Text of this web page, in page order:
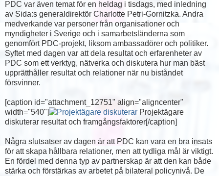
PDC var även temat för en heldag i tisdags, med inledning
av Sida:s generaldirektör Charlotte Petri-Gornitzka. Andra
medverkande var personer från organisationer och
myndigheter i Sverige och i samarbetsländerna som
genomfört PDC-projekt, liksom ambassadörer och politiker.
Syftet med dagen var att dela resultat och erfarenheter av
PDC som ett verktyg, nätverka och diskutera hur man bäst
upprätthåller resultat och relationer när nu biståndet
försvinner.
[caption id="attachment_12751" align="aligncenter"
width="540"]
Projektägare
diskuterar resultat och framgångsfaktorer[/caption]
Några slutsatser av dagen är att PDC kan vara en bra insats
för att skapa hållbara relationer, men att tydliga mål är viktigt.
En fördel med denna typ av partnerskap är att den kan både
stärka och förstärkas av arbetet på bilateral policynivå. De